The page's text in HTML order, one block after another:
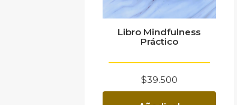
Libro Mindfulness
Práctico
$39.500